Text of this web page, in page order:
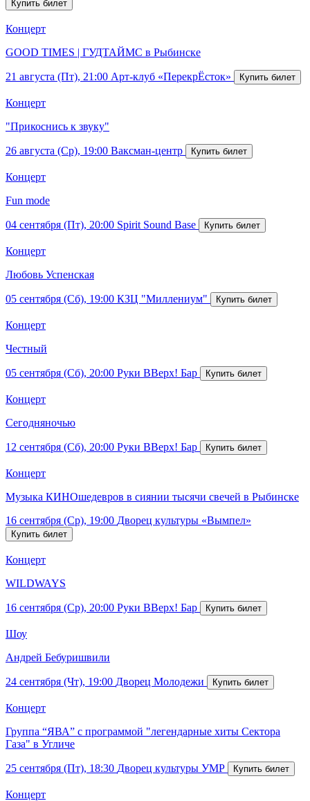
Концерт
GOOD TIMES | ГУДТАЙМС в Рыбинске
21 августа (Пт), 21:00 Арт-клуб «ПерекрЁсток»
Концерт
"Прикоснись к звуку"
26 августа (Ср), 19:00 Ваксман-центр
Концерт
Fun mode
04 сентября (Пт), 20:00 Spirit Sound Base
Концерт
Любовь Успенская
05 сентября (Сб), 19:00 КЗЦ "Миллениум"
Концерт
Честный
05 сентября (Сб), 20:00 Руки ВВерх! Бар
Концерт
Сегодняночью
12 сентября (Сб), 20:00 Руки ВВерх! Бар
Концерт
Музыка КИНОшедевров в сиянии тысячи свечей в Рыбинске
16 сентября (Ср), 19:00 Дворец культуры «Вымпел»
Концерт
WILDWAYS
16 сентября (Ср), 20:00 Руки ВВерх! Бар
Шоу
Андрей Бебуришвили
24 сентября (Чт), 19:00 Дворец Молодежи
Концерт
Группа “ЯВА” с программой "легендарные хиты Сектора
Газа" в Угличе
25 сентября (Пт), 18:30 Дворец культуры УМР
Концерт